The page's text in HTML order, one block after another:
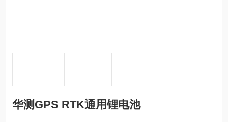
华测GPS RTK通用锂电池